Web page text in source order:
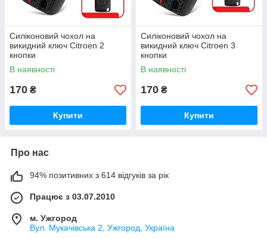
Силіконовий чохол на
викидний ключ Citroen 2
кнопки
В наявності
170 ₴
Купити
Силіконовий чохол на
викидний ключ Citroen 3
кнопки
В наявності
170 ₴
Купити
Про нас
94% позитивних з 614 відгуків за рік
Працює з 03.07.2010
м. Ужгород
Вул. Мукачівська 2, Ужгород, Україна